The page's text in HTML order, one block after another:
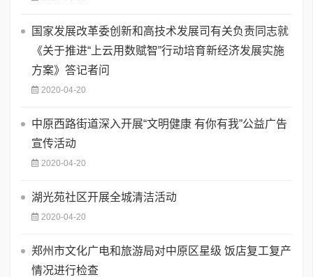
国家发展改革委创新和高技术发展司有关负责同志就
《关于推进“上云用数赋智”行动培育新经济发展实施
方案》答记者问
2020-04-20
中原西路街道深入开展“文明健康 有你有我”公益广告
宣传活动
2020-04-20
湖光苑社区开展全城清洁活动
2020-04-20
郑州市文化广电和旅游局对中原区星级 饭店复工复产
情况进行检查